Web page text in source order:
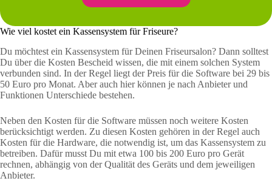
Wie viel kostet ein Kassensystem für Friseure?
Du möchtest ein Kassensystem für Deinen Friseursalon? Dann solltest
Du über die Kosten Bescheid wissen, die mit einem solchen System
verbunden sind. In der Regel liegt der Preis für die Software bei 29 bis
50 Euro pro Monat. Aber auch hier können je nach Anbieter und
Funktionen Unterschiede bestehen.
Neben den Kosten für die Software müssen noch weitere Kosten
berücksichtigt werden. Zu diesen Kosten gehören in der Regel auch
Kosten für die Hardware, die notwendig ist, um das Kassensystem zu
betreiben. Dafür musst Du mit etwa 100 bis 200 Euro pro Gerät
rechnen, abhängig von der Qualität des Geräts und dem jeweiligen
Anbieter.